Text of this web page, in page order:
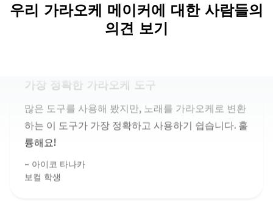
우리 가라오케 메이커에 대한 사람들의
의견 보기
가장 정확한 가라오케 도구
륭해요!
아이코 타나카
보컬 학생